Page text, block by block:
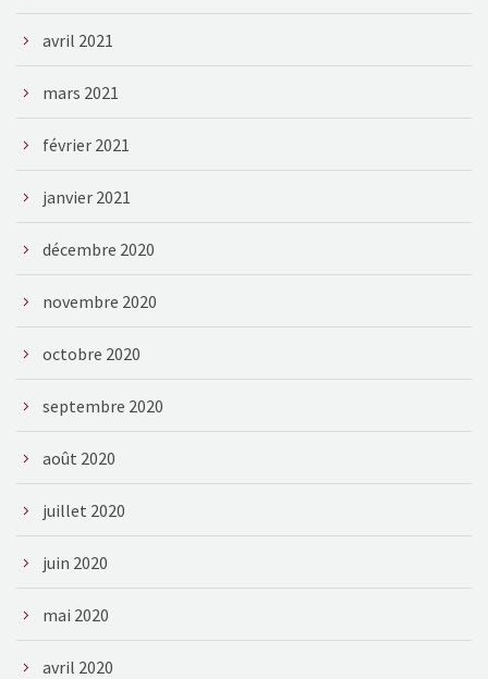
avril 2021
mars 2021
février 2021
janvier 2021
décembre 2020
novembre 2020
octobre 2020
septembre 2020
août 2020
juillet 2020
juin 2020
mai 2020
avril 2020